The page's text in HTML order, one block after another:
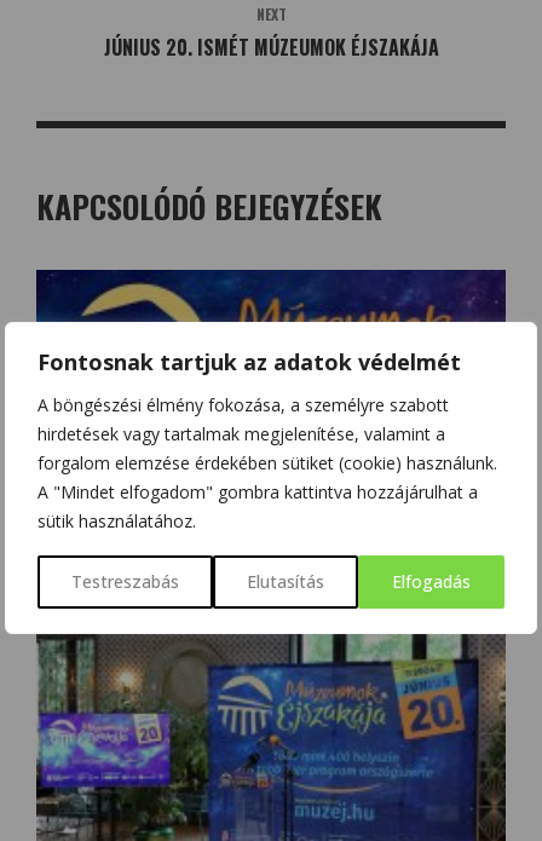
Fontosnak tartjuk az adatok védelmét
A böngészési élmény fokozása, a személyre szabott
hirdetések vagy tartalmak megjelenítése, valamint a
forgalom elemzése érdekében sütiket (cookie) használunk.
A "Mindet elfogadom" gombra kattintva hozzájárulhat a
sütik használatához.
Testreszabás Elutasítás Elfogadás
NEXT
JÚNIUS 20. ISMÉT MÚZEUMOK ÉJSZAKÁJA
KAPCSOLÓDÓ BEJEGYZÉSEK
ÍZEK, IZGALMAK, REJTETT KINCSEK ÉS LÁTNIVALÓK –
MÚZEUMOK ÉJSZAKÁJA 2026